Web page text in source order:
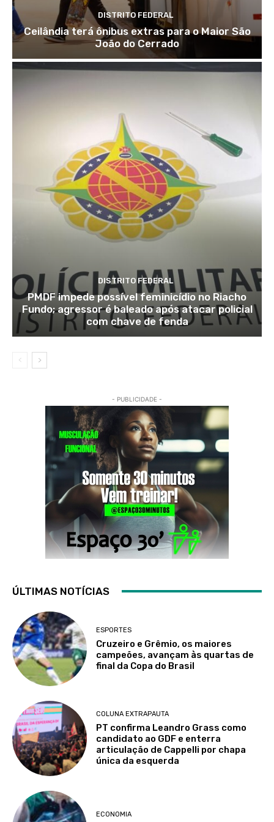
DISTRITO FEDERAL
Ceilândia terá ônibus extras para o Maior São
João do Cerrado
DISTRITO FEDERAL
PMDF impede possível feminicídio no Riacho
Fundo; agressor é baleado após atacar policial
com chave de fenda
- PUBLICIDADE -
ÚLTIMAS NOTÍCIAS
ESPORTES
Cruzeiro e Grêmio, os maiores
campeões, avançam às quartas de
final da Copa do Brasil
COLUNA EXTRAPAUTA
PT confirma Leandro Grass como
candidato ao GDF e enterra
articulação de Cappelli por chapa
única da esquerda
ECONOMIA